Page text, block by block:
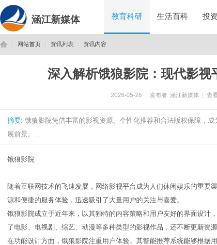
涵江新媒体 教育科研 生活百科 投
网站首页 资讯列表 资讯内容
深入解析饿狼影院：现代影
2026-05-28 发布者: 涵江新媒体 查
摘要: 饿狼影院凭借丰富的影视资源、个性化推荐和合法版权保障，
展前景。...
饿狼影院
随着互联网技术的飞速发展，网络影视平台成为人们休闲娱乐的重要
源和便捷的服务体验，迅速吸引了大量用户的关注与喜爱。
饿狼影院成立于近年来，以其独特的内容策略和用户友好的界面设计
了电影、电视剧、综艺、动漫等多种类型的影视作品，还不断更新资
在功能设计方面，饿狼影院注重用户体验。其智能推荐系统能够根据